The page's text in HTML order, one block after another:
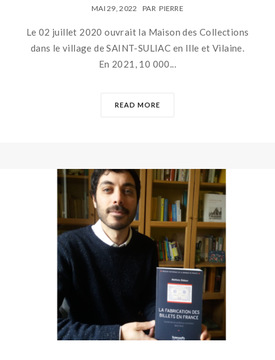
MAI 29, 2022 PAR PIERRE
Le 02 juillet 2020 ouvrait la Maison des Collections
dans le village de SAINT-SULIAC en Ille et Vilaine.
En 2021, 10 000...
READ MORE